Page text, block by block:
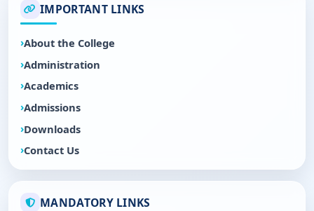
IMPORTANT LINKS
About the College
Administration
Academics
Admissions
Downloads
Contact Us
MANDATORY LINKS